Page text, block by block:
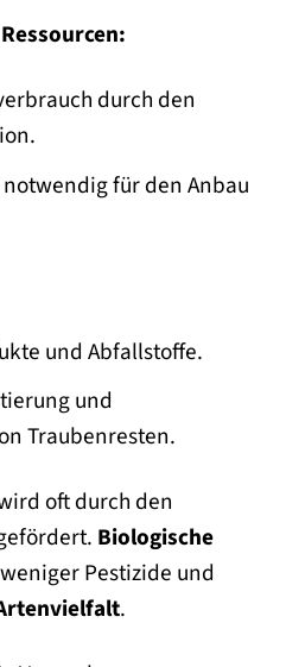
durch den
für den Anbau
und Abfallstoffe.
und
Traubenresten.
oft durch den
Biologische
Pestizide und
.